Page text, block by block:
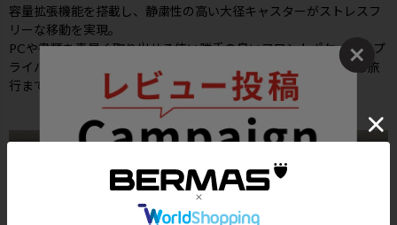
容量拡張機能を搭載し、静粛性の高い大径キャスターがストレスフ
リーな移動を実現。
PCや書類を素早く取り出せる使い勝手の良いフロントポケット、プ
ライバシーに配慮した両面仕切りなど、優れた収納力で通勤から旅
行まであらゆる「移動」を快適にサポートします。